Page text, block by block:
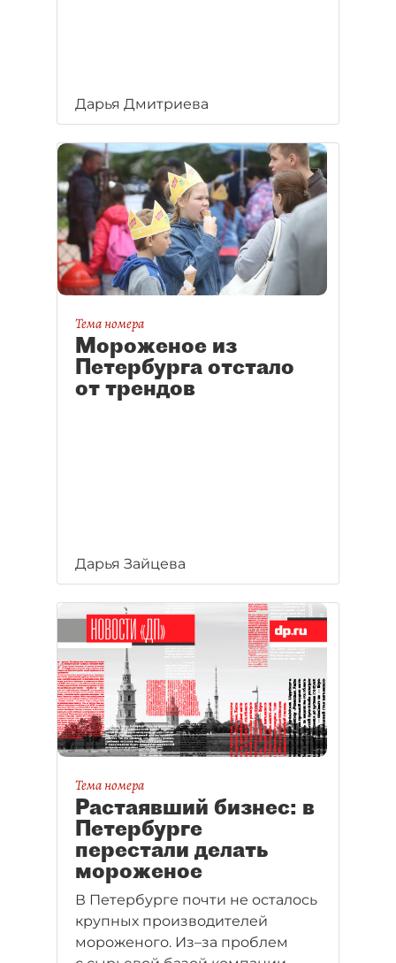
Дарья Дмитриева
Тема номера
Мороженое из
Петербурга отстало
от трендов
Дарья Зайцева
Тема номера
Растаявший бизнес: в
Петербурге
перестали делать
мороженое
В Петербурге почти не осталось
крупных производителей
мороженого. Из–за проблем